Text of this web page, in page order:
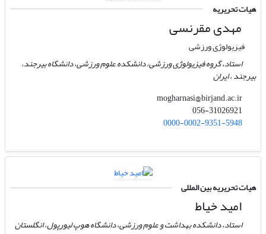
هیات تحریریه
مهدی مقرنسی
فیزیولوژی ورزشی
استاد، گروه فیزیولوژی ورزشی، دانشکده علوم ورزشی، دانشگاه بیرجند،
بیرجند ، ایران
mogharnasi@birjand.ac.ir
0000-0002-9351-5948
هیات تحریریه بین المللی
امید خیاط
استاد، دانشکده بهداشت و علوم ورزشی، دانشگاه هوپ لیورپول، انگلستان